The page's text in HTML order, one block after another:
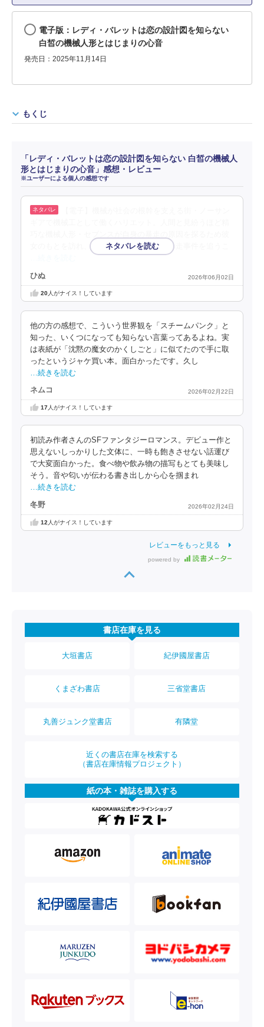
電子版：レディ・バレットは恋の設計図を知らない
白皙の機械人形とはじまりの心音
発売日：2025年11月14日
もくじ
「レディ・バレットは恋の設計図を知らない 白皙の機械人
形とはじまりの心音」感想・レビュー
※ユーザーによる個人の感想です
女のもとを訪れ、二人は原因不明の機械暴走事件を追うこ
ひぬ 2026年06月02日
20人がナイス！しています
他の方の感想で、こういう世界観を「スチームパンク」と
知った、いくつになっても知らない言葉ってあるよね。実
は表紙が「沈黙の魔女のかくしごと」に似てたので手に取
ったというジャケ買い本。面白かったです。久し
…続きを読む
ネムコ 2026年02月22日
17人がナイス！しています
初読み作者さんのSFファンタジーロマンス。デビュー作と
思えないしっかりした文体に、一時も飽きさせない話運び
で大変面白かった。食べ物や飲み物の描写もとても美味し
そう。音や匂いが伝わる書き出しから心を掴まれ
…続きを読む
冬野 2026年02月24日
12 人がナイス！しています
レビューをもっと見る
powered by
書店在庫を見る
大垣書店 紀伊國屋書店
くまざわ書店 三省堂書店
丸善ジュンク堂書店 有隣堂
近くの書店在庫を検索する
（書店在庫情報プロジェクト）
紙の本・雑誌を購入する